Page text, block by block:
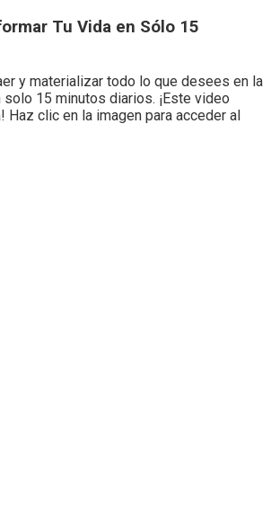
Tu Vida en Sólo 15
y materializar todo lo que desees en la
15 minutos diarios. ¡Este video
Haz clic en la imagen para acceder al